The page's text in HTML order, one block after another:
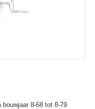
8-68 tot 8-79